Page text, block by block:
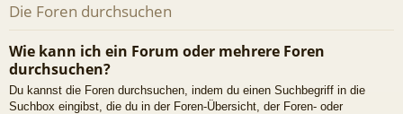
Die Foren durchsuchen
Wie kann ich ein Forum oder mehrere Foren
durchsuchen?
Du kannst die Foren durchsuchen, indem du einen Suchbegriff in die
Suchbox eingibst, die du in der Foren-Übersicht, der Foren- oder